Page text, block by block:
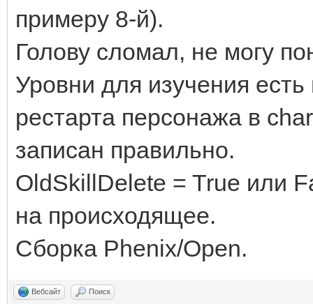
примеру 8-й).
Голову сломал, не могу
Уровни для изучения
рестарта персонажа в
записан правильно.
OldSkillDelete = True или
на происходящее.
Сборка Phenix/Open.
Вебсайт Поиск